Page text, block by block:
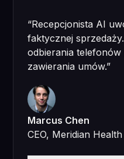
“Recepcjonista AI
faktycznej
odbierania telefonów
zawierania umów.”
Marcus Chen
CEO, Meridian